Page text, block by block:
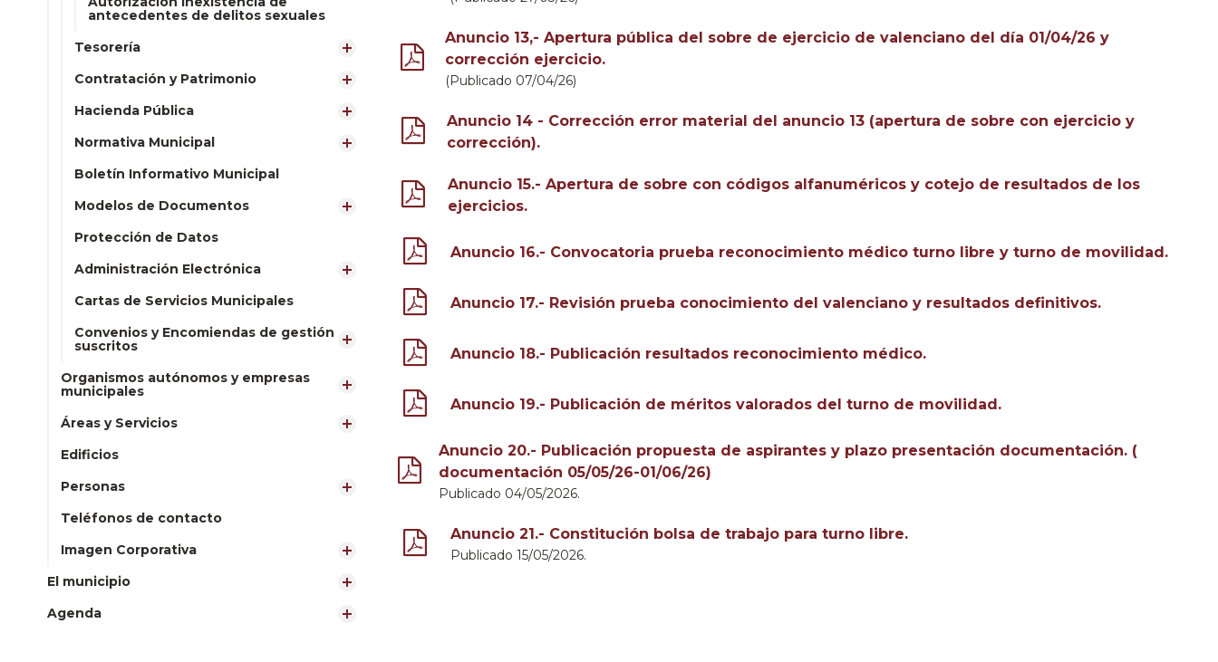
antecedentes de delitos sexuales
Tesorería
Contratación y Patrimonio
Hacienda Pública
Normativa Municipal
Boletín Informativo Municipal
Modelos de Documentos
Protección de Datos
Administración Electrónica
Cartas de Servicios Municipales
Convenios y Encomiendas de gestión
suscritos
Organismos autónomos y empresas
municipales
Áreas y Servicios
Edificios
Personas
Teléfonos de contacto
Imagen Corporativa
El municipio
Agenda
Anuncio 13,- Apertura pública del sobre de ejercicio de valenciano del día 01/04/26 y
corrección ejercicio.
(Publicado 07/04/26)
Anuncio 14 - Corrección error material del anuncio 13 (apertura de sobre con ejercicio y
corrección).
Anuncio 15.- Apertura de sobre con códigos alfanuméricos y cotejo de resultados de los
ejercicios.
Anuncio 16.- Convocatoria prueba reconocimiento médico turno libre y turno de movilidad.
Anuncio 17.- Revisión prueba conocimiento del valenciano y resultados definitivos.
Anuncio 18.- Publicación resultados reconocimiento médico.
Anuncio 19.- Publicación de méritos valorados del turno de movilidad.
Anuncio 20.- Publicación propuesta de aspirantes y plazo presentación documentación. (
documentación 05/05/26-01/06/26)
Publicado 04/05/2026.
Anuncio 21.- Constitución bolsa de trabajo para turno libre.
Publicado 15/05/2026.